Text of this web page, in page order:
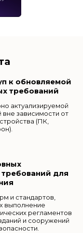
к обновляемой
требований
актуализируемой
вне зависимости от
(ПК,
для
и стандартов,
выполнение
регламентов
и сооружений